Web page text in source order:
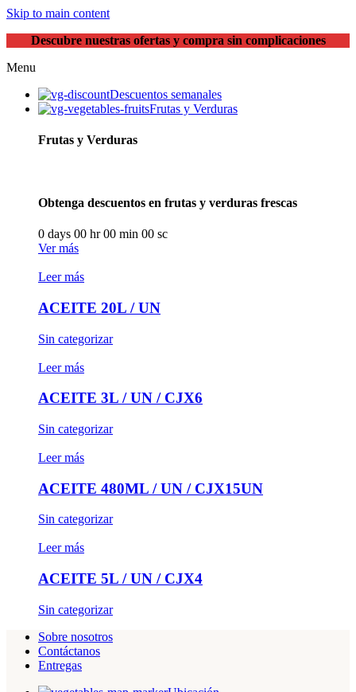
Skip to main content
Descubre nuestras ofertas y compra sin complicaciones
Menu
Descuentos semanales
Frutas y Verduras
Frutas y Verduras
Obtenga descuentos en frutas y verduras frescas
0 days 00 hr00 min 00 sc
Ver más
Leer más
ACEITE 20L / UN
Sin categorizar
Leer más
ACEITE 3L / UN / CJX6
Sin categorizar
Leer más
ACEITE 480ML / UN / CJX15UN
Sin categorizar
Leer más
ACEITE 5L / UN / CJX4
Sin categorizar
Sobre nosotros
Contáctanos
Entregas